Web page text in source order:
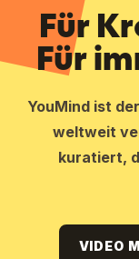
Für
Für
YouMind ist
weltweit
kuratiert,
VIDEO